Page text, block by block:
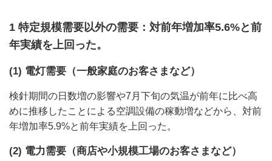
1 特定規模需要以外の需要：対前年増加率5.6%と前
年実績を上回った。
(1) 電灯需要（一般家庭のお客さまなど）
検針期間の日数増の影響や7月下旬の気温が前年に比べ高
めに推移したことによる空調設備の稼動増などから、対前
年増加率5.9%と前年実績を上回った。
(2) 電力需要（商店や小規模工場のお客さまなど）